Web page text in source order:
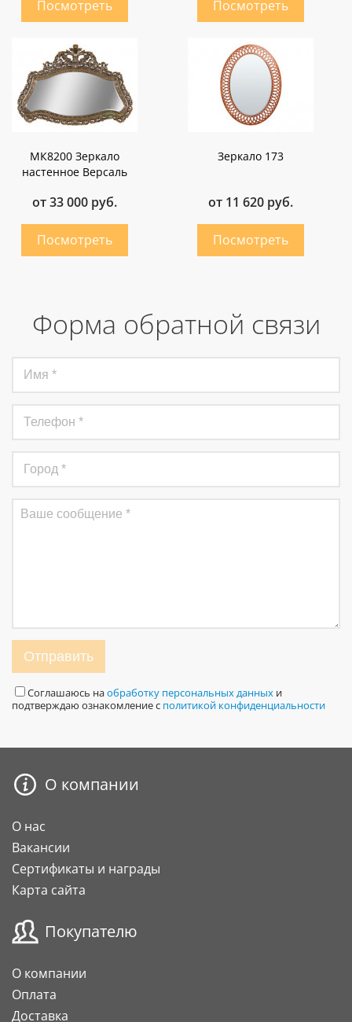
МК8200 Зеркало
настенное Версаль
от 33 000 руб.
Зеркало 173
от 11 620 руб.
Форма обратной связи
Отправить
Соглашаюсь наобработку персональных данных и
подтверждаю ознакомление с политикой конфиденциальности
О компании
О нас
Вакансии
Сертификаты и награды
Карта сайта
Покупателю
О компании
Оплата
Доставка